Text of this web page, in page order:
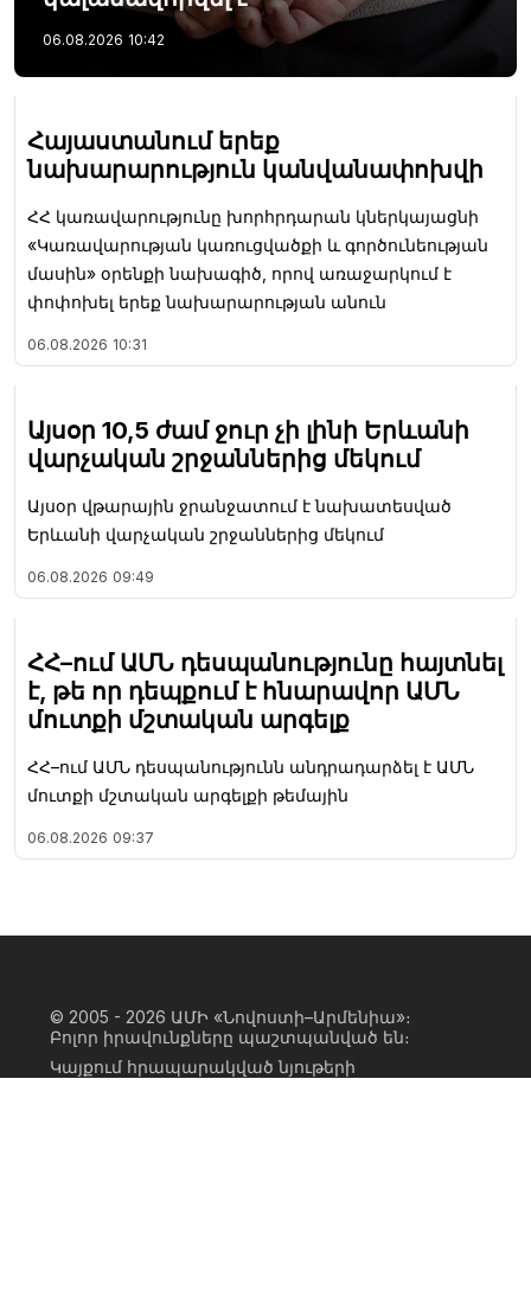
06.08.2026 10:42
Հայաստանում երեք
նախարարություն կանվանափոխվի
ՀՀ կառավարությունը խորհրդարան կներկայացնի
«Կառավարության կառուցվածքի և գործունեության
մասին» օրենքի նախագիծ, որով առաջարկում է
փոփոխել երեք նախարարության անուն
06.08.2026 10:31
Այսօր 10,5 ժամ ջուր չի լինի Երևանի
վարչական շրջաններից մեկում
Այսօր վթարային ջրանջատում է նախատեսված
Երևանի վարչական շրջաններից մեկում
06.08.2026 09:49
ՀՀ–ում ԱՄՆ դեսպանությունը հայտնել
է, թե որ դեպքում է հնարավոր ԱՄՆ
մուտքի մշտական արգելք
ՀՀ–ում ԱՄՆ դեսպանությունն անդրադարձել է ԱՄՆ
մուտքի մշտական արգելքի թեմային
06.08.2026 09:37
© 2005 - 2026 ԱՄԻ «Նովոստի–Արմենիա»։
Բոլոր իրավունքները պաշտպանված են։
Կայքում հրապարակված նյութերի